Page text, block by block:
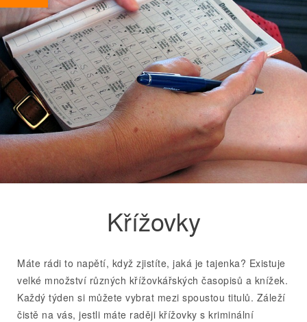
Křížovky
Máte rádi to napětí, když zjistíte, jaká je tajenka? Existuje
velké množství různých křížovkářských časopisů a knížek.
Každý týden si můžete vybrat mezi spoustou titulů. Záleží
čistě na vás, jestli máte raději křížovky s kriminální